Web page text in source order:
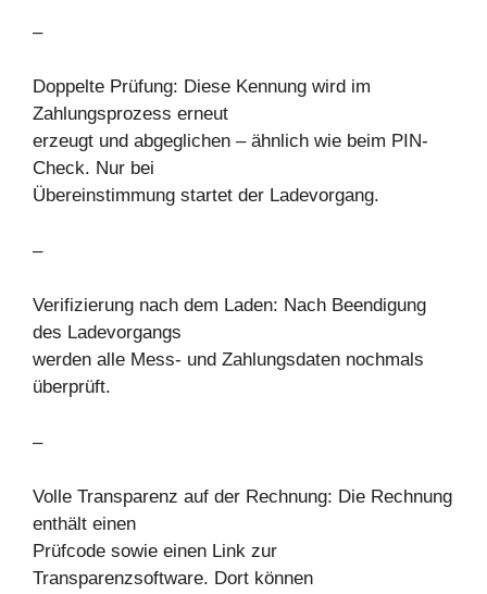
–
Doppelte Prüfung: Diese Kennung wird im
Zahlungsprozess erneut
erzeugt und abgeglichen – ähnlich wie beim PIN-
Check. Nur bei
Übereinstimmung startet der Ladevorgang.
–
Verifizierung nach dem Laden: Nach Beendigung
des Ladevorgangs
werden alle Mess- und Zahlungsdaten nochmals
überprüft.
–
Volle Transparenz auf der Rechnung: Die Rechnung
enthält einen
Prüfcode sowie einen Link zur
Transparenzsoftware. Dort können